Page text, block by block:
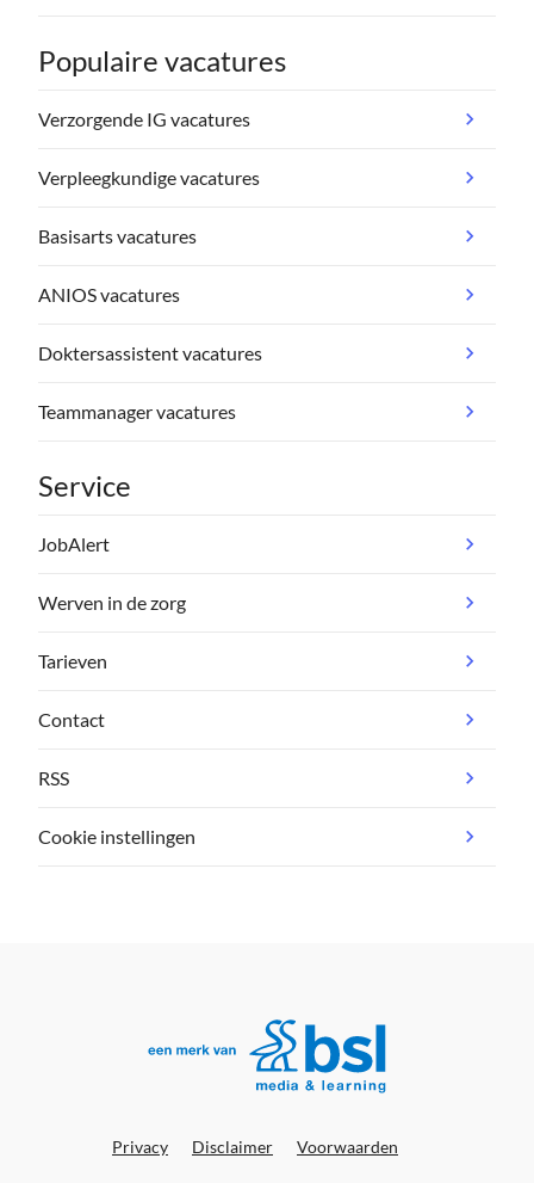
Populaire vacatures
Verzorgende IG vacatures
Verpleegkundige vacatures
Basisarts vacatures
ANIOS vacatures
Doktersassistent vacatures
Teammanager vacatures
Service
JobAlert
Werven in de zorg
Tarieven
Contact
RSS
Cookie instellingen
Privacy Disclaimer Voorwaarden